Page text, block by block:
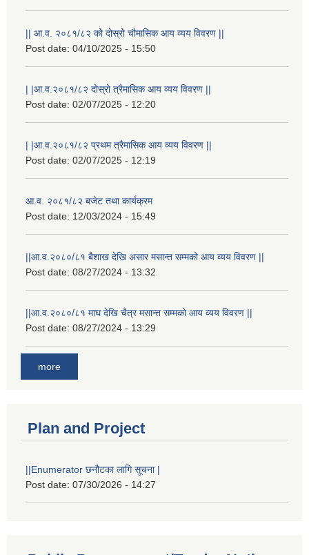
|| आ.व. २०८१/८२ को दोस्रो चौमासिक आय व्यय विवरण ||
Post date: 04/10/2025 - 15:50
| |आ.व.२०८१/८२ दोस्रो त्रैमासिक आय व्यय विवरण ||
Post date: 02/07/2025 - 12:20
| |आ.व.२०८१/८२ प्रथम त्रैमासिक आय व्यय विवरण ||
Post date: 02/07/2025 - 12:19
आ.व. २०८१/८२ बजेट तथा कार्यक्रम
Post date: 12/03/2024 - 15:49
||आ.व.२०८०/८१ बैशाख देखि असार मसान्त सम्मको आय व्यय विवरण ||
Post date: 08/27/2024 - 13:32
||आ.व.२०८०/८१ माघ देखि चैत्र मसान्त सम्मको आय व्यय विवरण ||
Post date: 08/27/2024 - 13:29
more
Plan and Project
||Enumerator छनौटका लागि सूचना |
Post date: 07/30/2026 - 14:27